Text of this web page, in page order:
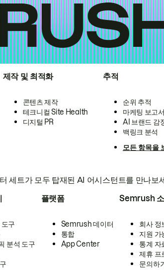
제작 및 최적화
콘텐츠 제작
테크니컬 Site Health
디지털 PR
추적
순위 추적
마케팅 보고
AI 브랜드 감
백링크 분석
모든 항목을
세트가 모두 탑재된 AI 어시스턴트를 만나보
구
분석 도구
플랫폼
Semrush 데이터
통합
App Center
Semrush
회사 정
지원 가
통계 자
제휴 프
문의하